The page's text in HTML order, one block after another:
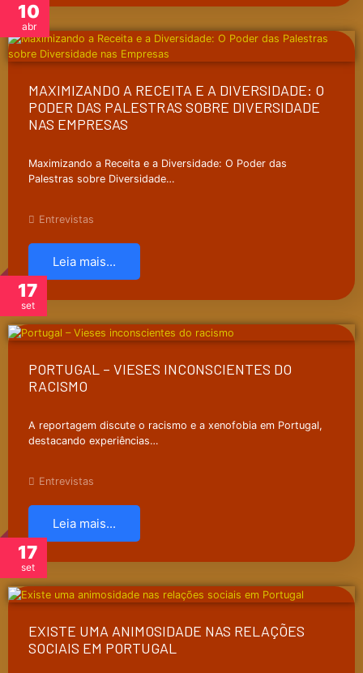
10
abr
MAXIMIZANDO A RECEITA E A DIVERSIDADE: O
PODER DAS PALESTRAS SOBRE DIVERSIDADE
NAS EMPRESAS
Maximizando a Receita e a Diversidade: O Poder das
Palestras sobre Diversidade…
Entrevistas
Leia mais...
17
set
PORTUGAL – VIESES INCONSCIENTES DO
RACISMO
A reportagem discute o racismo e a xenofobia em Portugal,
destacando experiências…
Entrevistas
Leia mais...
17
set
EXISTE UMA ANIMOSIDADE NAS RELAÇÕES
SOCIAIS EM PORTUGAL